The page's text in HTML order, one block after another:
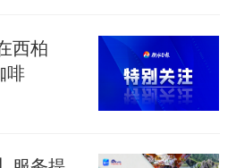
西柏
啡